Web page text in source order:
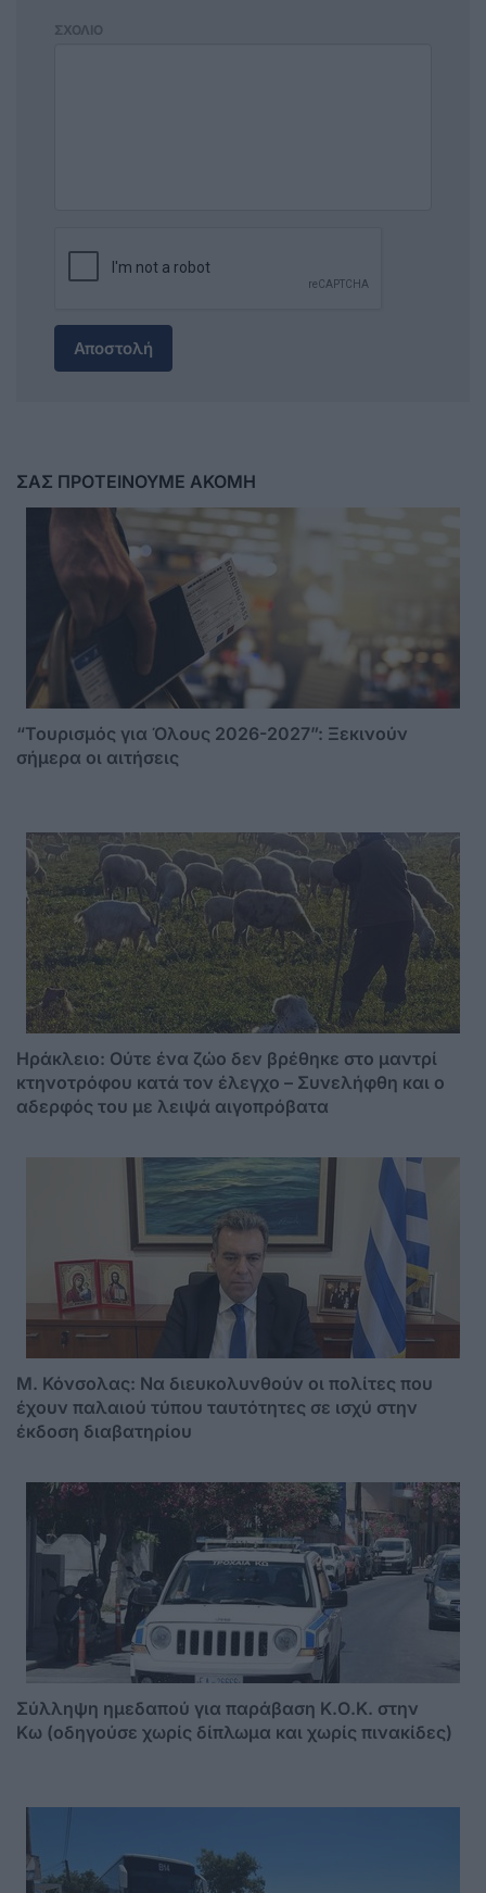
ΣΧΟΛΙΟ
Αποστολή
ΣΑΣ ΠΡΟΤΕΙΝΟΥΜΕ ΑΚΟΜΗ
“Τουρισμός για Όλους 2026-2027”: Ξεκινούν
σήμερα οι αιτήσεις
Ηράκλειο: Ούτε ένα ζώο δεν βρέθηκε στο μαντρί
κτηνοτρόφου κατά τον έλεγχο – Συνελήφθη και ο
αδερφός του με λειψά αιγοπρόβατα
Μ. Κόνσολας: Να διευκολυνθούν οι πολίτες που
έχουν παλαιού τύπου ταυτότητες σε ισχύ στην
έκδοση διαβατηρίου
Σύλληψη ημεδαπού για παράβαση Κ.Ο.Κ. στην
Κω (οδηγούσε χωρίς δίπλωμα και χωρίς πινακίδες)